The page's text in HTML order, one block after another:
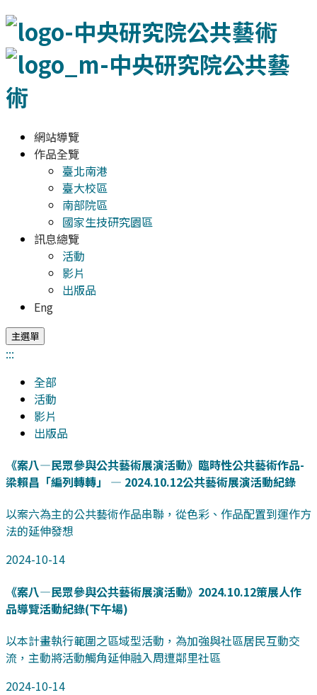
網站導覽
作品全覽
臺北南港
臺大校區
南部院區
國家生技研究園區
訊息總覽
活動
影片
出版品
Eng
主選單
:::
全部
活動
影片
出版品
《案八—民眾參與公共藝術展演活動》臨時性公共藝術作品-
梁賴昌「編列轉轉」 — 2024.10.12公共藝術展演活動紀錄
以案六為主的公共藝術作品串聯，從色彩、作品配置到運作方
法的延伸發想
2024-10-14
《案八—民眾參與公共藝術展演活動》2024.10.12策展人作
品導覽活動紀錄(下午場)
以本計畫執行範圍之區域型活動，為加強與社區居民互動交
流，主動將活動觸角延伸融入周遭鄰里社區
2024-10-14